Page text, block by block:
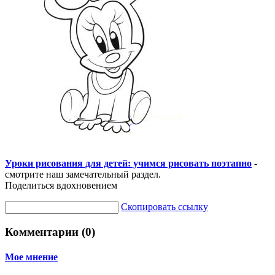
Уроки рисования для детей: учимся рисовать поэтапно -
смотрите наш замечательный раздел.
Поделиться вдохновением
Скопировать ссылку
Комментарии (0)
Мое мнение